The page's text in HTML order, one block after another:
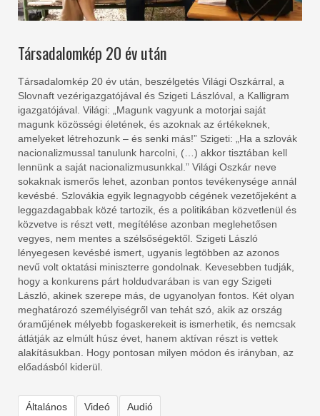
Társadalomkép 20 év után
Társadalomkép 20 év után, beszélgetés Világi Oszkárral, a
Slovnaft vezérigazgatójával és Szigeti Lászlóval, a Kalligram
igazgatójával. Világi: „Magunk vagyunk a motorjai saját
magunk közösségi életének, és azoknak az értékeknek,
amelyeket létrehozunk – és senki más!” Szigeti: „Ha a szlovák
nacionalizmussal tanulunk harcolni, (…) akkor tisztában kell
lennünk a saját nacionalizmusunkkal.” Világi Oszkár neve
sokaknak ismerős lehet, azonban pontos tevékenysége annál
kevésbé. Szlovákia egyik legnagyobb cégének vezetőjeként a
leggazdagabbak közé tartozik, és a politikában közvetlenül és
közvetve is részt vett, megítélése azonban meglehetősen
vegyes, nem mentes a szélsőségektől. Szigeti László
lényegesen kevésbé ismert, ugyanis legtöbben az azonos
nevű volt oktatási miniszterre gondolnak. Kevesebben tudják,
hogy a konkurens párt holdudvarában is van egy Szigeti
László, akinek szerepe más, de ugyanolyan fontos. Két olyan
meghatározó személyiségről van tehát szó, akik az ország
óraműjének mélyebb fogaskerekeit is ismerhetik, és nemcsak
átlátják az elmúlt húsz évet, hanem aktívan részt is vettek
alakításukban. Hogy pontosan milyen módon és irányban, az
előadásból kiderül.
Általános Videó Audió